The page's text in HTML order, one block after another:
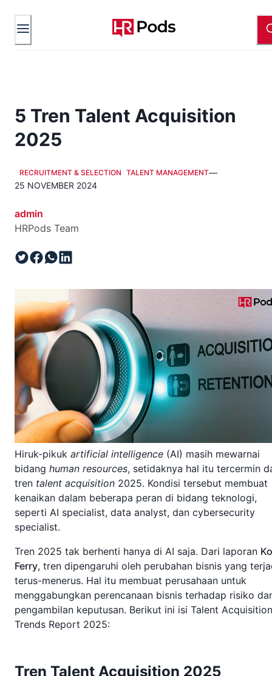
5 Tren Talent Acquisition
2025
RECRUITMENT & SELECTION TALENT MANAGEMENT—
25 NOVEMBER 2024
admin
HRPods Team
Hiruk-pikuk artificial intelligence (AI) masih mewarnai
bidang human resources, setidaknya hal itu tercermin
tren talent acquisition 2025. Kondisi tersebut membuat
kenaikan dalam beberapa peran di bidang teknologi,
seperti AI specialist, data analyst, dan cybersecurity
specialist.
Tren 2025 tak berhenti hanya di AI saja. Dari laporan
Ferry, tren dipengaruhi oleh perubahan bisnis yang
terus-menerus. Hal itu membuat perusahaan untuk
menggabungkan perencanaan bisnis terhadap risiko
pengambilan keputusan. Berikut ini isi Talent Acquisition
Trends Report 2025:
Tren Talent Acquisition 2025